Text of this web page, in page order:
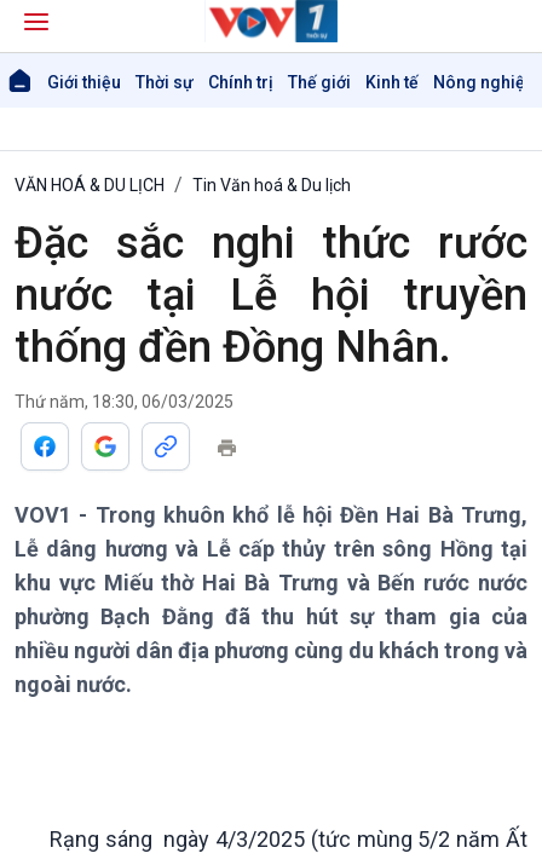
Giới thiệu Thời sự Chính trị Thế giới Kinh tế Nông nghiệp
VĂN HOÁ & DU LỊCH Tin Văn hoá & Du lịch
Đặc sắc nghi thức rước
nước tại Lễ hội truyền
thống đền Đồng Nhân.
Thứ năm, 18:30, 06/03/2025
VOV1 - Trong khuôn khổ lễ hội Đền Hai Bà Trưng,
Lễ dâng hương và Lễ cấp thủy trên sông Hồng tại
khu vực Miếu thờ Hai Bà Trưng và Bến rước nước
phường Bạch Đằng đã thu hút sự tham gia của
nhiều người dân địa phương cùng du khách trong và
ngoài nước.
Rạng sáng ngày 4/3/2025 (tức mùng 5/2 năm Ất